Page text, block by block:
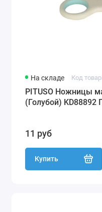
На складе Код
PITUSO Ножницы
(Голубой) KD88892
11 руб
Купить